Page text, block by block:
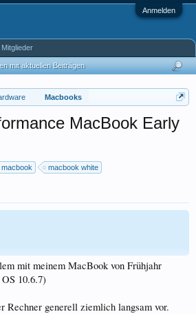
Anmelden
Macbooks
MacBook Early
macbook
macbook white
mit meinem MacBook von Frühjahr
10.6.7)
Rechner generell ziemlich langsam vor.
mit aktuellen Beiträgen
Mitglieder